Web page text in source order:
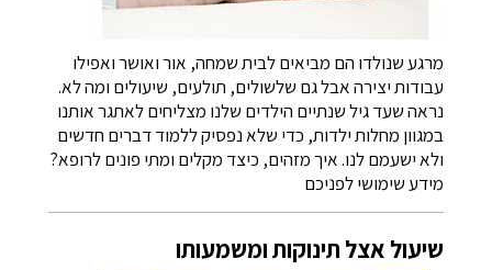
מרגע שנולדו הם מביאים לבית שמחה, אור ואושר ואפילו
עבודות יצירה אבל גם שלשולים, תולעים, שיעולים ומה לא.
נראה שעד גיל שנתיים הילדים שלנו מצליחים לאתגר אותנו
במגוון מחלות ילדות, כדי שלא נפסיק ללמוד דברים חדשים
ולא ישעמם לנו. איך מזהים, כיצד מקלים ומתי פונים לרופא?
מידע שימושי לפניכם
שיעול אצל תינוקות ומשמעותו